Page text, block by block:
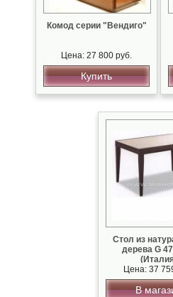
Комод серии "Вендиго"
Цена: 27 800 руб.
Купить
Стол из
дерева G
Цена: 37
В